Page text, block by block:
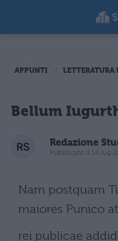
APPUNTI LETTERATURA
Bellum
Redazione
Pubblicato il 14 lug
Nam postquam
maiores Punico
rei publicae